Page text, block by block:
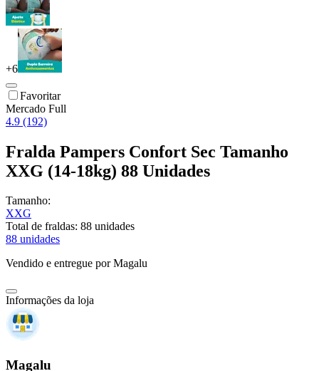
+6
Favoritar
Mercado Full
4.9 (192)
Fralda Pampers Confort Sec Tamanho
XXG (14-18kg) 88 Unidades
Tamanho:
XXG
Total de fraldas: 88 unidades
88 unidades
Vendido e entregue por Magalu
Informações da loja
Magalu